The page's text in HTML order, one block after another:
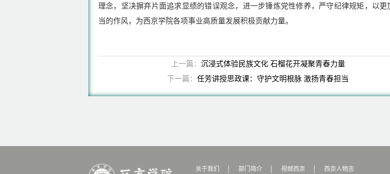
理念，坚决摒弃片面追求显绩的错误观念，进一步锤炼党性修养，严守纪律规矩，以更
当的作风，为西京学院各项事业高质量发展积极贡献力量。
上一篇： 沉浸式体验民族文化 石榴花开凝聚青春力量
下一篇： 任芳讲授思政课：守护文明根脉 激扬青春担当
关于我们 部门简介 视频西京 西京人物志